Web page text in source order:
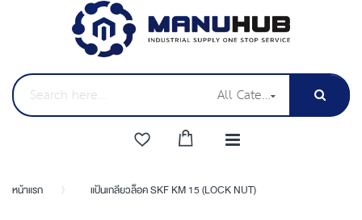
All Categories
หน้าแรก แป้นเกลียวล็อค SKF KM 15 (LOCK NUT)